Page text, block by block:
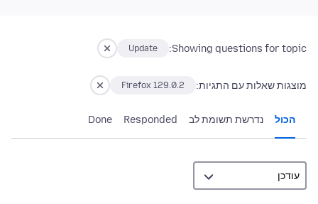
Showing questions for topic:
Update
מוצגות שאלות עם התגיות: Firefox 129.0.2
הכול נדרשת תשומת לב Responded
Done